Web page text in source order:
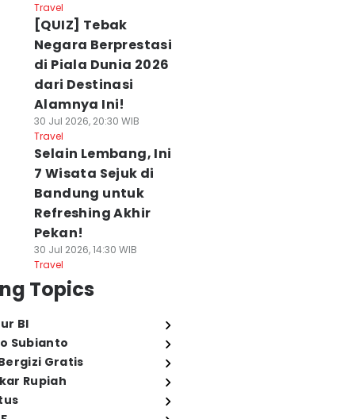
Travel
[QUIZ] Tebak
Negara Berprestasi
di Piala Dunia 2026
dari Destinasi
Alamnya Ini!
30 Jul 2026, 20:30 WIB
Travel
Selain Lembang, Ini
7 Wisata Sejuk di
Bandung untuk
Refreshing Akhir
Pekan!
30 Jul 2026, 14:30 WIB
Travel
Topics
BI
Subianto
Gratis
Rupiah